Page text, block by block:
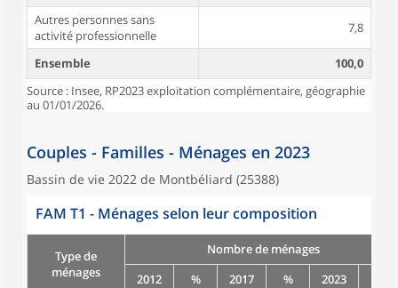
Autres personnes sans
activité professionnelle
7,8
Ensemble
100,0
Source : Insee, RP2023 exploitation complémentaire, géographie
au 01/01/2026.
Couples - Familles - Ménages en 2023
Bassin de vie 2022 de Montbéliard (25388)
FAM T1 - Ménages selon leur composition
Type de
ménages
Nombre de ménages
2012
% 2017 % 2023